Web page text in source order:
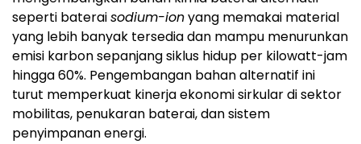
seperti bateraisodium-ionyang memakai material
yang lebih banyak tersedia dan mampu menurunkan
emisi karbon sepanjang siklus hidup per kilowatt-jam
hingga 60%. Pengembangan bahan alternatif ini
turut memperkuat kinerja ekonomi sirkular di sektor
mobilitas, penukaran baterai, dan sistem
penyimpanan energi.